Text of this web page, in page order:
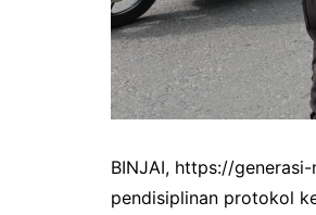
BINJAI, https://
pendisiplinan protokol